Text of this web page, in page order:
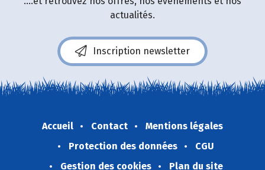
actualités.
Inscription newsletter
Accueil Contact
Mentions légales
Protection des données
CGU
Gestion des cookies
Plan du site